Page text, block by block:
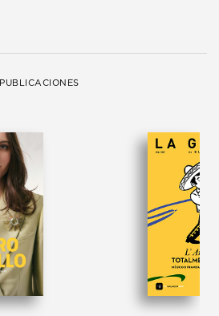
PUBLICACIONES